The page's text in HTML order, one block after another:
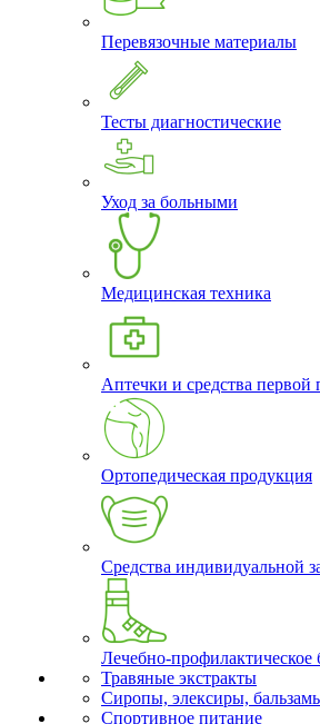
Перевязочные материалы
Тесты диагностические
Уход за больными
Медицинская техника
Аптечки и средства
Ортопедическая продукция
Средства индивидуальной
Лечебно-профилактическое
Травяные экстракты
Сиропы, элексиры,
Спортивное питание